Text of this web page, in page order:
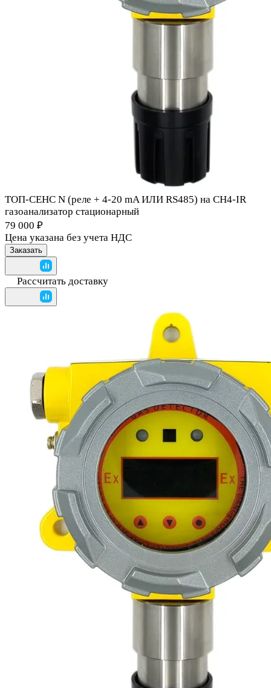
ТОП-СЕНС N (реле + 4-20 mA ИЛИ RS485) на CH4-IR
газоанализатор стационарный
79 000 ₽
Цена указана без учета НДС
Заказать
Рассчитать доставку